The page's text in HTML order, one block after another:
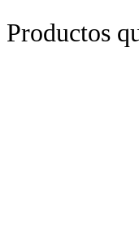
Productos